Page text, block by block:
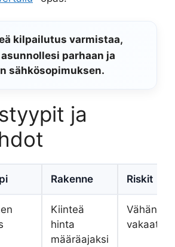
kilpailutus varmistaa,
parhaan ja
sähkösopimuksen.
ja
Rakenne Riskit
Kiinteä
hinta
määräajaksi
Vähän
vakaat